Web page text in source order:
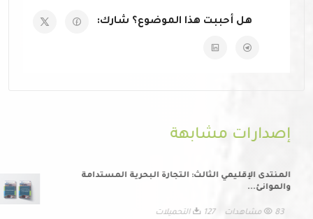
هل أحببت هذا الموضوع؟ شارك:
إصدارات مشابهة
المنتدى الإقليمي الثالث: التجارة البحرية المستدامة
والموانئ...
127 التحميلات